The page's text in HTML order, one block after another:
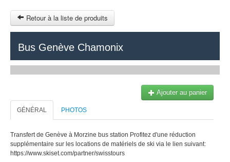
HOME
OTHER SITES
Retour à la liste de produits
Bus Genève Chamonix
Ajouter au panier
GÉNÉRAL PHOTOS
Transfert de Genève à Morzine bus station Profitez d'une réduction
supplémentaire sur les locations de matériels de ski via le lien suivant:
https://www.skiset.com/partner/swisstours
Swisstours transports SA
info@swisstours-transport.ch
A propos de nous